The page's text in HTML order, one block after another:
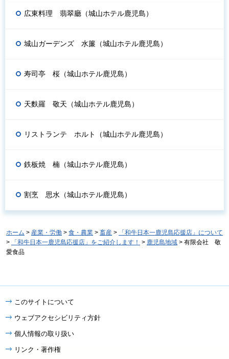
広東料理 翡翠廳（城山ホテル鹿児島）
城山ガーデンズ 水簾（城山ホテル鹿児島）
寿司亭 桜（城山ホテル鹿児島）
天麩羅 敬天（城山ホテル鹿児島）
リストランテ ホルト（城山ホテル鹿児島）
鉄板焼 楠（城山ホテル鹿児島）
割烹 思水（城山ホテル鹿児島）
ホーム > 産業・労働 > 食・農業 > 畜産 >
「和牛日本一鹿児島応援店」について
>
「和牛日本一鹿児島応援店」をご紹介します！ > 鹿児島地域 > 有限会社 敬
愛食品
このサイトについて
ウェブアクセシビリティ方針
個人情報の取り扱い
リンク・著作権